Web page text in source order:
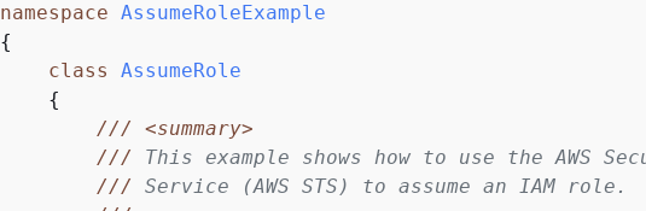
namespace AssumeRoleExample
{
class
AssumeRole
{
///
<summary>
/// This example shows how to use the AWS
/// Service (AWS STS) to assume an IAM role.